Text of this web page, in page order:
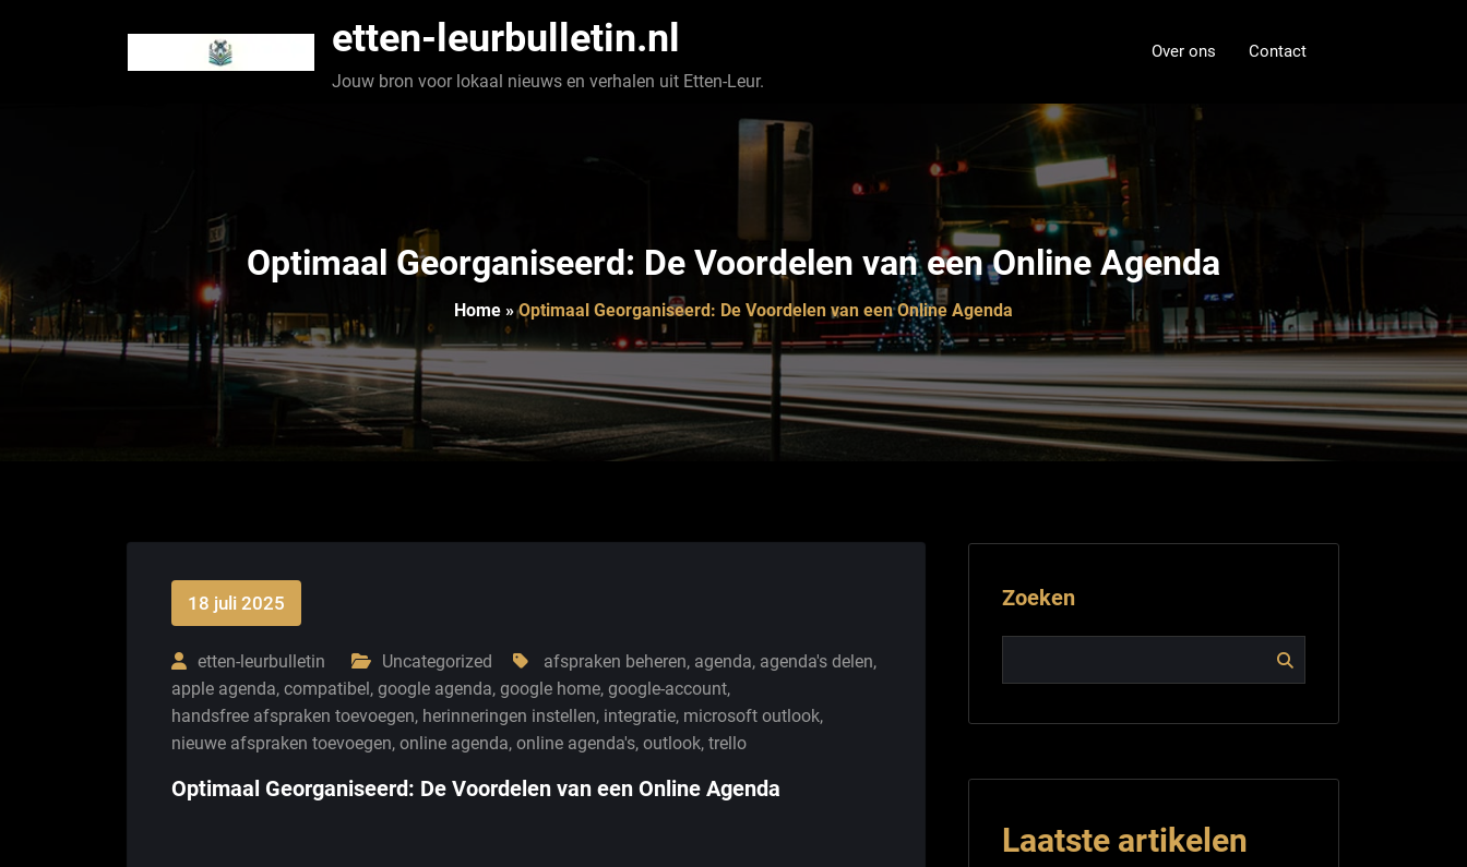
etten-leurbulletin.nl
Jouw bron voor lokaal nieuws en verhalen uit Etten-Leur.
Over ons Contact
Optimaal Georganiseerd: De Voordelen van een Online Agenda
Home »Optimaal Georganiseerd: De Voordelen van een Online Agenda
18 juli 2025
etten-leurbulletin Uncategorized afspraken beheren, agenda, agenda's delen,
apple agenda, compatibel, google agenda, google home, google-account,
handsfree afspraken toevoegen, herinneringen instellen, integratie, microsoft outlook,
nieuwe afspraken toevoegen, online agenda, online agenda's, outlook, trello
Optimaal Georganiseerd: De Voordelen van een Online Agenda
Zoeken
Laatste artikelen